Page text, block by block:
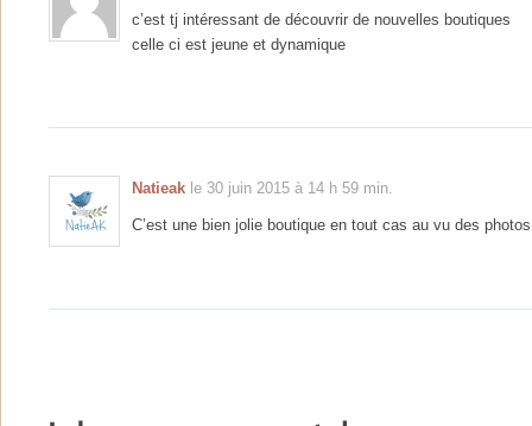
c’est tj intéressant de découvrir de nouvelles boutiques
celle ci est jeune et dynamique
Natieak le 30 juin 2015 à 14 h 59 min.
C’est une bien jolie boutique en tout cas au vu des